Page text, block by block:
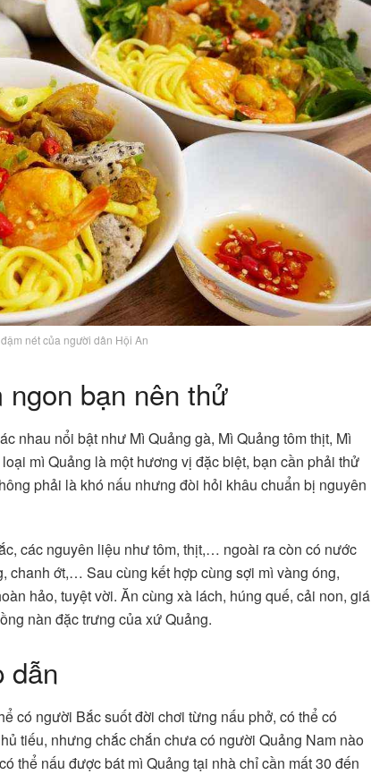
nét của người dân Hội An
bạn nên thử
nhau nổi bật như Mì Quảng gà, Mì Quảng tôm thịt, Mì
mì Quảng là một hương vị đặc biệt, bạn cần phải thử
phải là khó nấu nhưng đòi hỏi khâu chuẩn bị nguyên
các nguyên liệu như tôm, thịt,… ngoài ra còn có nước
chanh ớt,… Sau cùng kết hợp cùng sợi mì vàng óng,
hảo, tuyệt vời. Ăn cùng xà lách, húng quế, cải non, giá
nàn đặc trưng của xứ Quảng.
dẫn
có người Bắc suốt đời chơi từng nấu phở, có thể có
tiếu, nhưng chắc chắn chưa có người Quảng Nam nào
thể nấu được bát mì Quảng tại nhà chỉ cần mất 30 đến